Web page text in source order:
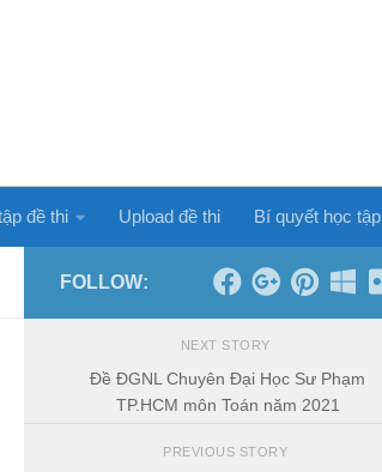
đề thi Upload đề thi Bí quyết học tập
FOLLOW:
NEXT STORY
Đề ĐGNL Chuyên Đại Học Sư Phạm
TP.HCM môn Toán năm 2021
PREVIOUS STORY